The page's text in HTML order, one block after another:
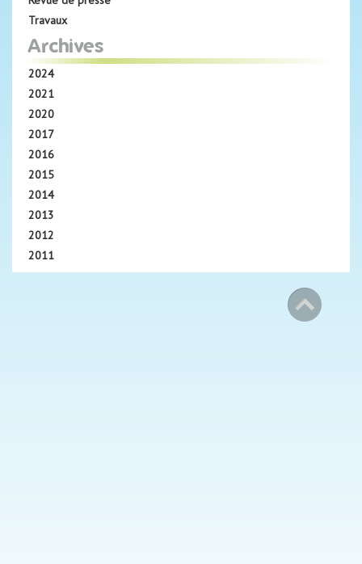
Travaux
Archives
2024
2021
2020
2017
2016
2015
2014
2013
2012
2011